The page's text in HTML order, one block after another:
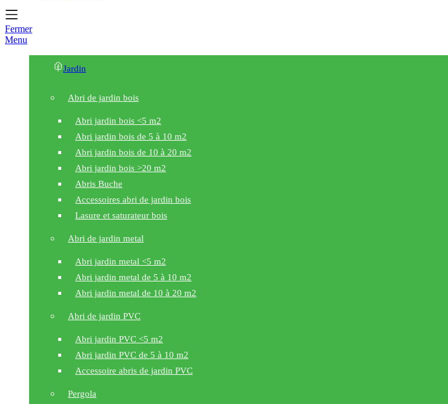
Fermer
Menu
Jardin
Abri de jardin bois
Abri jardin bois <5 m2
Abri jardin bois de 5 à 10 m2
Abri jardin bois de 10 à 20 m2
Abri jardin bois >20 m2
Abris Buche
Accessoires abri de jardin bois
Lasure et saturateur bois
Abri de jardin metal
Abri jardin metal <5 m2
Abri jardin metal de 5 à 10 m2
Abri jardin metal de 10 à 20 m2
Abri de jardin PVC
Abri jardin PVC <5 m2
Abri jardin PVC de 5 à 10 m2
Accessoire abris de jardin PVC
Pergola